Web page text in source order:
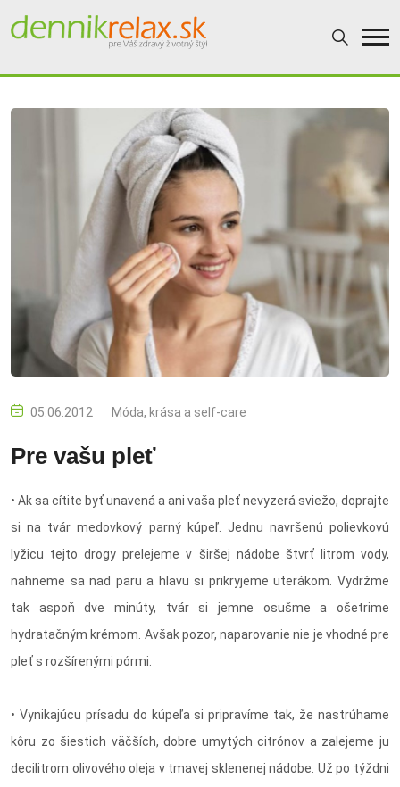
05.06.2012 Móda, krása a self-care
Pre vašu pleť
• Ak sa cítite byť unavená a ani vaša pleť nevyzerá sviežo, doprajte
si na tvár medovkový parný kúpeľ. Jednu navršenú polievkovú
lyžicu tejto drogy prelejeme v širšej nádobe štvrť litrom vody,
nahneme sa nad paru a hlavu si prikryjeme uterákom. Vydržme
tak aspoň dve minúty, tvár si jemne osušme a ošetrime
hydratačným krémom. Avšak pozor, naparovanie nie je vhodné pre
pleť s rozšírenými pórmi.
• Vynikajúcu prísadu do kúpeľa si pripravíme tak, že nastrúhame
kôru zo šiestich väčších, dobre umytých citrónov a zalejeme ju
decilitrom olivového oleja v tmavej sklenenej nádobe. Už po týždni